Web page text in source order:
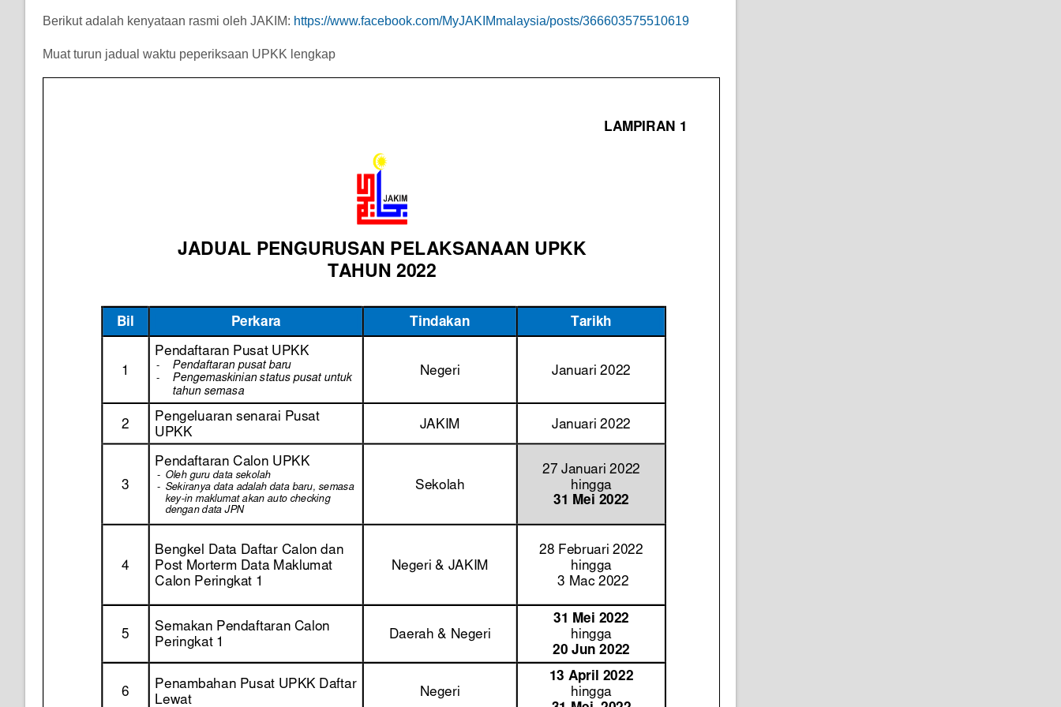
Berikut adalah kenyataan rasmi oleh JAKIM: https://www.facebook.com/MyJAKIMmalaysia/posts/366603575510619
Muat turun jadual waktu peperiksaan UPKK lengkap